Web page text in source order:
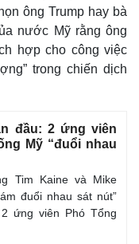
ông Trump hay bà
nước Mỹ rằng ông
hợp cho công việc
trong chiến dịch
đầu: 2 ứng viên
Mỹ “đuổi nhau
Tim Kaine và Mike
đuổi nhau sát nút”
ứng viên Phó Tổng